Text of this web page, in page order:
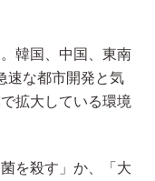
韓国、中国、東南
速な都市開発と気
拡大している環境
を殺す」か、「大